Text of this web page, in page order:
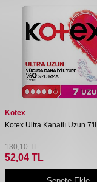
Kotex
Kotex Ultra Kanatlı Uzun 7'li
130,10 TL
52,04 TL